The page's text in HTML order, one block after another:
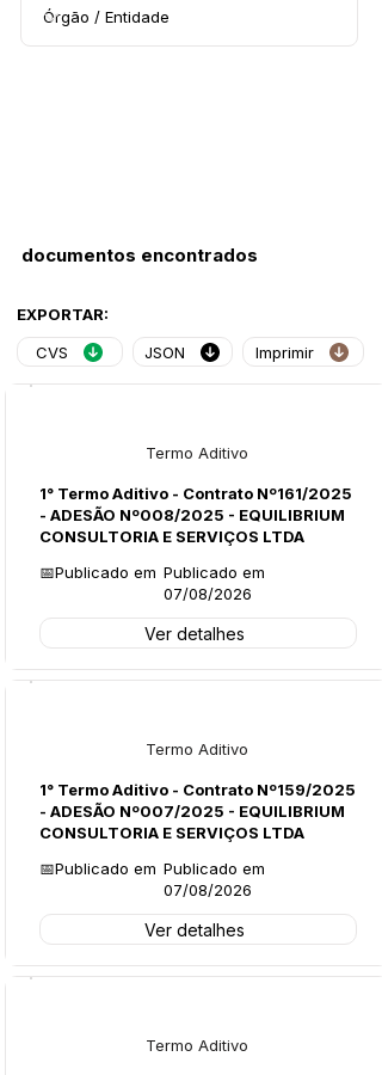
documentos encontrados
EXPORTAR:
CVS
JSON Imprimir
Termo Aditivo
1° Termo Aditivo - Contrato Nº161/2025
- ADESÃO Nº008/2025 - EQUILIBRIUM
CONSULTORIA E SERVIÇOS LTDA
📅Publicado em Publicado em
07/08/2026
Ver detalhes
Termo Aditivo
1° Termo Aditivo - Contrato Nº159/2025
- ADESÃO Nº007/2025 - EQUILIBRIUM
CONSULTORIA E SERVIÇOS LTDA
📅Publicado em Publicado em
07/08/2026
Ver detalhes
Termo Aditivo